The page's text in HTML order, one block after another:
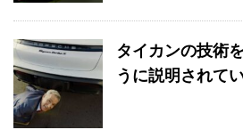
タイカンの技術
うに説明されて